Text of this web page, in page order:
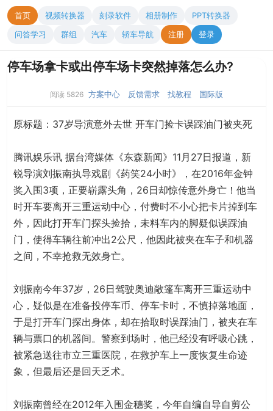
首页 视频转换器 刻录软件 相册制作
PPT转换器
问答学习
群组 汽车 轿车导航 注册 登录
停车场拿卡或出停车场卡突然掉落怎么办?
阅读 5826 方案中心 反馈需求 找教程 国际版
原标题：37岁导演意外去世 开车门捡卡误踩油门被夹死
腾讯娱乐讯 据台湾媒体《东森新闻》11月27日报道，新
锐导演刘振南执导戏剧《药笑24小时》，在2016年金钟
奖入围3项，正要崭露头角，26日却惊传意外身亡！他当
时开车要离开三重运动中心，付费时不小心把卡片掉到车
外，因此打开车门探头捡拾，未料车内的脚疑似误踩油
门，使得车辆往前冲出2公尺，他因此被夹在车子和机器
之间，不幸抢救无效身亡。
刘振南今年37岁，26日驾驶奥迪敞篷车离开三重运动中
心，疑似是在准备投停车币、停车卡时，不慎掉落地面，
于是打开车门探出身体，却在拾取时误踩油门，被夹在车
辆与票口的机器间。警察到场时，他已经没有呼吸心跳，
被紧急送往市立三重医院，在救护车上一度恢复生命迹
象，但最后还是回天乏术。
刘振南曾经在2012年入围金穗奖，今年自编自导自剪公